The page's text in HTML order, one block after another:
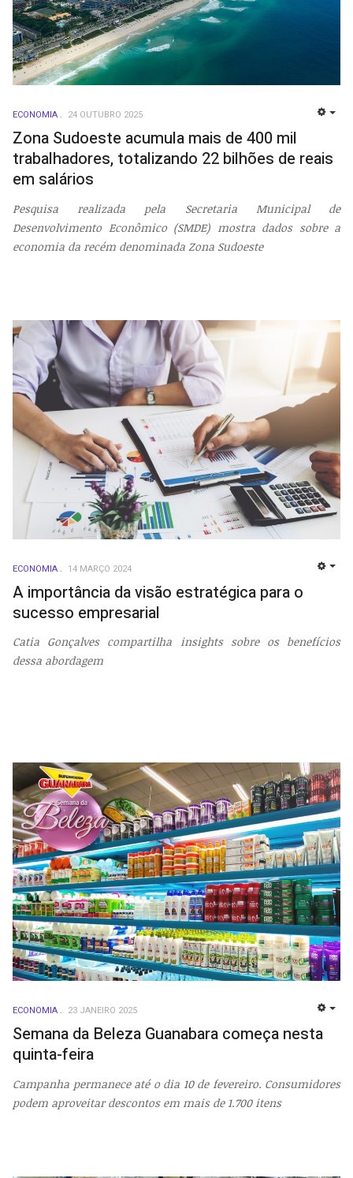
ECONOMIA 24 OUTUBRO 2025
Zona Sudoeste acumula mais de 400 mil
trabalhadores, totalizando 22 bilhões de reais
em salários
Pesquisa realizada pela Secretaria Municipal de
Desenvolvimento Econômico (SMDE) mostra dados sobre a
economia da recém denominada Zona Sudoeste
ECONOMIA 14 MARÇO 2024
A importância da visão estratégica para o
sucesso empresarial
Catia Gonçalves compartilha insights sobre os benefícios
dessa abordagem
ECONOMIA 23 JANEIRO 2025
Semana da Beleza Guanabara começa nesta
quinta-feira
Campanha permanece até o dia 10 de fevereiro. Consumidores
podem aproveitar descontos em mais de 1.700 itens